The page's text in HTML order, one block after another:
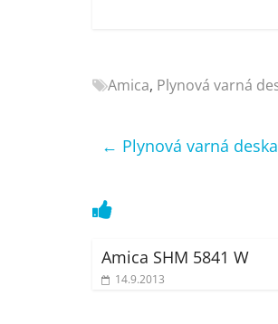
OK,
pračky,
televize,
mobilní
telefony,
kávovary,
bazény
Amica, Plynová varná
← Plynová varná
Amica SHM 5841 W
14.9.2013